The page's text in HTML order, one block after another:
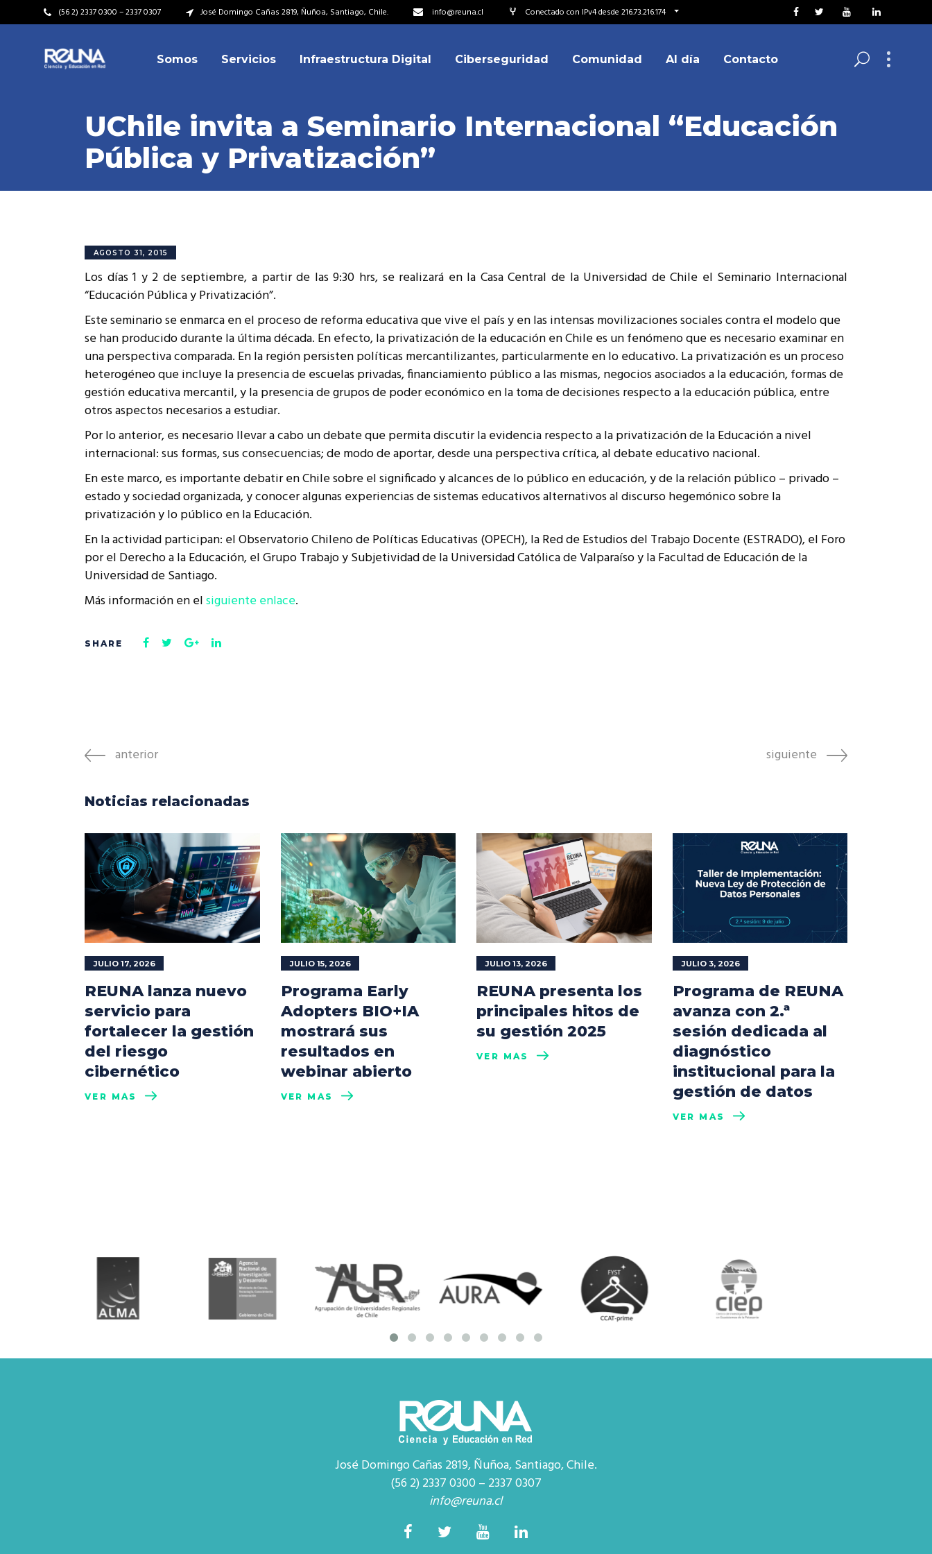
(56 2) 2337 0300 – 2337 0307 José Domingo Cañas 2819, Ñuñoa, Santiago, Chile. info@reuna.cl Conectado con IPv4 desde 216.73.216.174
Somos
Video Institucional
Plan Estratégico
Valores
Historia
Cumplimiento Legal
Miembros
Acuerdos de Colaboración
Representantes
Representantes Técnicos
Cómo integrarse a REUNA
Servicios Infraestructura Digital Ciberseguridad Comunidad Al día Contacto
Video Institucional
Misión – Visión
Valores
Cumplimiento Legal
Miembros
Directorio
Equipo
UChile invita a Seminario Internacional “Educación
Pública y Privatización”
AGOSTO 31, 2015
Los días 1 y 2 de septiembre, a partir de las 9:30 hrs, se realizará en la Casa Central de la Universidad de Chile el Seminario Internacional
“Educación Pública y Privatización”.
Este seminario se enmarca en el proceso de reforma educativa que vive el país y en las intensas movilizaciones sociales contra el modelo que
se han producido durante la última década. En efecto, la privatización de la educación en Chile es un fenómeno que es necesario examinar en
una perspectiva comparada. En la región persisten políticas mercantilizantes, particularmente en lo educativo. La privatización es un proceso
heterogéneo que incluye la presencia de escuelas privadas, financiamiento público a las mismas, negocios asociados a la educación, formas de
gestión educativa mercantil, y la presencia de grupos de poder económico en la toma de decisiones respecto a la educación pública, entre
otros aspectos necesarios a estudiar.
Por lo anterior, es necesario llevar a cabo un debate que permita discutir la evidencia respecto a la privatización de la Educación a nivel
internacional: sus formas, sus consecuencias; de modo de aportar, desde una perspectiva crítica, al debate educativo nacional.
En este marco, es importante debatir en Chile sobre el significado y alcances de lo público en educación, y de la relación público – privado –
estado y sociedad organizada, y conocer algunas experiencias de sistemas educativos alternativos al discurso hegemónico sobre la
privatización y lo público en la Educación.
En la actividad participan: el Observatorio Chileno de Políticas Educativas (OPECH), la Red de Estudios del Trabajo Docente (ESTRADO), el Foro
por el Derecho a la Educación, el Grupo Trabajo y Subjetividad de la Universidad Católica de Valparaíso y la Facultad de Educación de la
Universidad de Santiago.
Más información en elsiguiente enlace.
anterior siguiente
Noticias relacionadas
JULIO 17, 2026
REUNA lanza nuevo
servicio para
fortalecer la gestión
del riesgo
cibernético
VER MÁS
JULIO 15, 2026
Programa Early
Adopters BIO+IA
mostrará sus
resultados en
webinar abierto
VER MÁS
JULIO 13, 2026
REUNA presenta los
principales hitos de
su gestión 2025
VER MÁS
JULIO 3, 2026
Programa de REUNA
avanza con 2.ª
sesión dedicada al
diagnóstico
institucional para la
gestión de datos
VER MÁS
José Domingo Cañas 2819, Ñuñoa, Santiago, Chile.
(56 2) 2337 0300 – 2337 0307
info@reuna.cl